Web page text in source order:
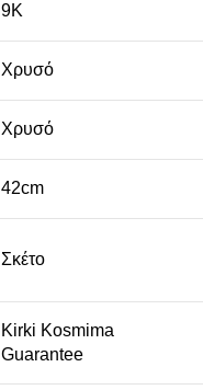
9Κ
Χρυσό
Χρυσό
42cm
Σκέτο
Kirki Kosmima
Guarantee